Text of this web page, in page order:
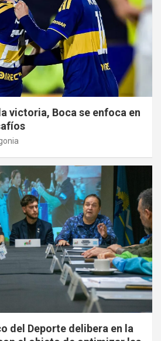
victoria, Boca se enfoca en
del Deporte delibera en la